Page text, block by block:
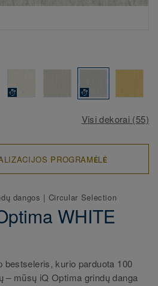
Visi dekorai (55)
PROGRAMĖLĖ
dangos | Circular Selection
WHITE
bestseleris, kurio parduota 100
– mūsų iQ Optima grindų danga